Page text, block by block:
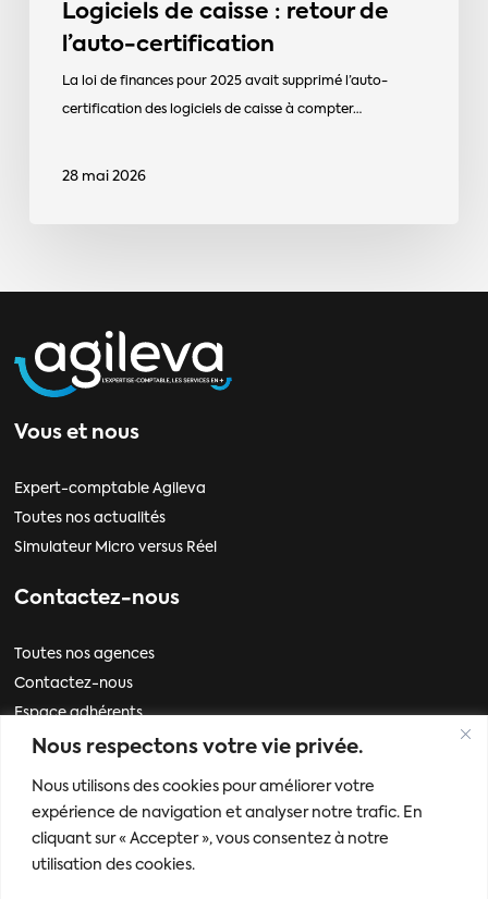
Nous respectons votre vie privée.
Nous utilisons des cookies pour améliorer votre
expérience de navigation et analyser notre trafic. En
cliquant sur « Accepter », vous consentez à notre
utilisation des cookies.
Logiciels de caisse : retour de
l’auto-certification
La loi de finances pour 2025 avait supprimé l’auto-
certification des logiciels de caisse à compter…
28 mai 2026
Vous et nous
Expert-comptable Agileva
Toutes nos actualités
Simulateur Micro versus Réel
Contactez-nous
Toutes nos agences
Contactez-nous
Espace adhérents
Mentions légales
Politique de données personnelles